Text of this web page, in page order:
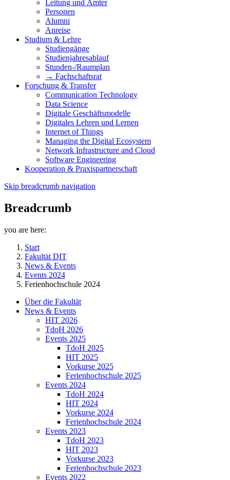
Leitung und Ämter
Personen
Alumni
Anreise
Studium & Lehre
Studiengänge
Studienjahresablauf
Stunden-/Raumplan
→ Fachschaftsrat
Forschung & Transfer
Communication Technology
Data Science
Digitale Geschäftsmodelle
Digitales Lehren und Lernen
Internet of Things
Managing the Digital Ecosystem
Network Infrastructure and Cloud
Software Engineering
Kooperation & Praxispartnerschaft
Skip breadcrumb navigation
Breadcrumb
you are here:
Start
Fakultät DIT
News & Events
Events 2024
Ferienhochschule 2024
Über die Fakultät
News & Events
HIT 2026
TdoH 2026
Events 2025
TdoH 2025
HIT 2025
Vorkurse 2025
Ferienhochschule 2025
Events 2024
TdoH 2024
HIT 2024
Vorkurse 2024
Ferienhochschule 2024
Events 2023
TdoH 2023
HIT 2023
Vorkurse 2023
Ferienhochschule 2023
Events 2022